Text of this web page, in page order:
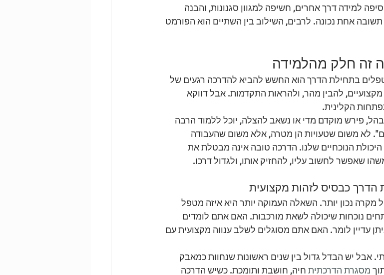
למידה דרך אחרים, חשיפה למגוון סגנונות, והבנה
תשובה אחת נכונה. לרבים, השילוב בין השתיים הוא הפורמט
זה חלק מהלמידה
בתחילת הדרך הוא החשש להביא להדרכה רגעים של
להבין מהר, ולהראות התקדמות. אבל דווקא
הקלינית.
פירש מוקדם מדי או נשאב להצלה, יוכל ללמוד הרבה
לא משום שטעויות הן מטרה, אלא משום שהעבודה
הנוכחיים שלנו. הדרכה טובה אינה מבטלת את
שאפשר לחשוב עליו, להחזיק אותו, ולגדול דרכו.
כבסיס לזהות מקצועית
נכון יותר. השאלה העמוקה יותר היא איזה מטפל
נוכחות שיכולה לשאת מורכבות. האם אתם לומדים
עדיין לומר. האם אתם מסוגלים לשלב ענווה מקצועית עם
אבל יש הבדל גדול בין שנים ראשונות שנחוות כמאבק
מסגרת הדרכתית חיה, חושבת ותומכת. כשיש הדרכה